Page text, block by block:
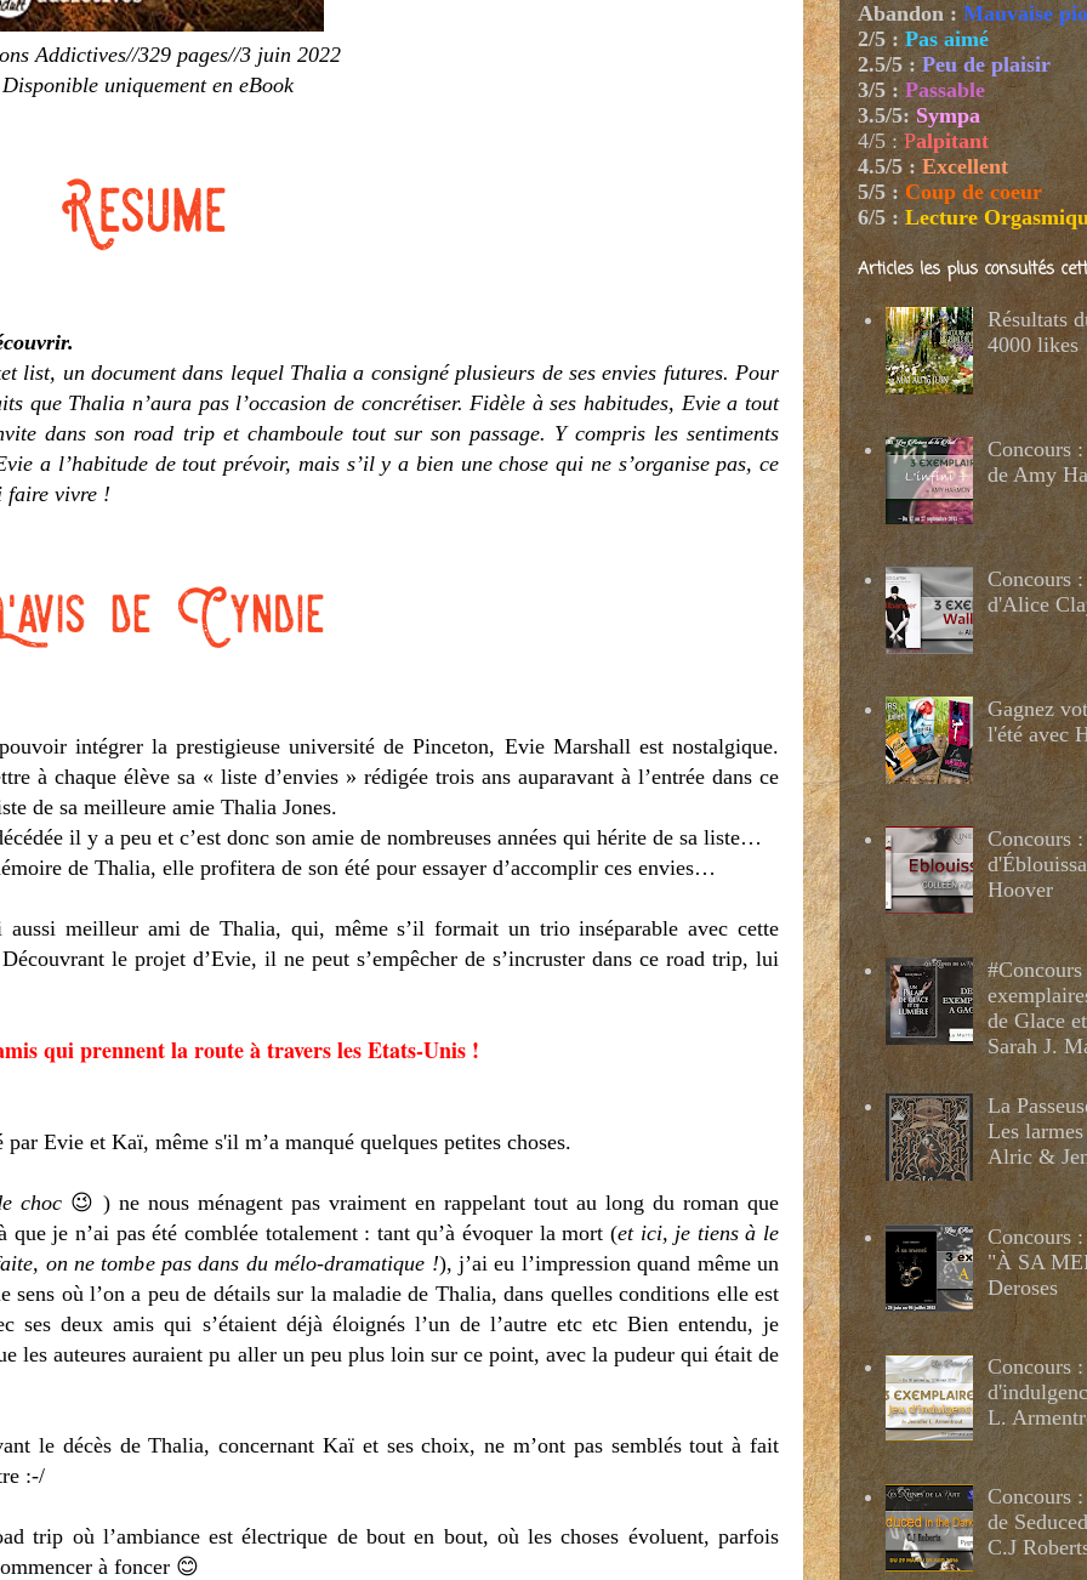
Addictives//329 pages//3 juin 2022
Disponible uniquement en eBook
list, un document dans lequel Thalia a consigné plusieurs de ses envies futures. Pour
que Thalia n’aura pas l’occasion de concrétiser. Fidèle à ses habitudes, Evie a tout
dans son road trip et chamboule tout sur son passage. Y compris les sentiments
a l’habitude de tout prévoir, mais s’il y a bien une chose qui ne s’organise pas, ce
faire vivre !
intégrer la prestigieuse université de Pinceton, Evie Marshall est nostalgique.
à chaque élève sa « liste d’envies » rédigée trois ans auparavant à l’entrée dans ce
de sa meilleure amie Thalia Jones.
il y a peu et c’est donc son amie de nombreuses années qui hérite de sa liste…
de Thalia, elle profitera de son été pour essayer d’accomplir ces envies…
meilleur ami de Thalia, qui, même s’il formait un trio inséparable avec cette
le projet d’Evie, il ne peut s’empêcher de s’incruster dans ce road trip, lui
qui prennent la route à travers les Etats-Unis !
Evie et Kaï, même s'il m’a manqué quelques petites choses.
choc 😉 ) ne nous ménagent pas vraiment en rappelant tout au long du roman que
je n’ai pas été comblée totalement : tant qu’à évoquer la mort (et ici, je tiens à le
on ne tombe pas dans du mélo-dramatique !), j’ai eu l’impression quand même un
sens où l’on a peu de détails sur la maladie de Thalia, dans quelles conditions elle est
ses deux amis qui s’étaient déjà éloignés l’un de l’autre etc etc Bien entendu, je
les auteures auraient pu aller un peu plus loin sur ce point, avec la pudeur qui était de
le décès de Thalia, concernant Kaï et ses choix, ne m’ont pas semblés tout à fait
:-/
trip où l’ambiance est électrique de bout en bout, où les choses évoluent, parfois
à foncer 😊
Abandon : Mauvaise
2/5 : Pas aimé
2.5/5 : Peu de plaisir
3/5 : Passable
3.5/5: Sympa
4/5 : Palpitant
4.5/5 : Excellent
5/5 : Coup de coeur
6/5: Lecture
Articles les plus consultés
Résultats
4000 likes
Concours
de Amy
Concours
d'Alice
Gagnez
l'été avec
Concours
Hoover
de Glace
Sarah J.
La
Les
Alric &
Concours
"À SA
Deroses
Concours :
L.
Concours
de
C.J